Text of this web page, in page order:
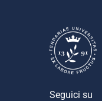
Seguici su